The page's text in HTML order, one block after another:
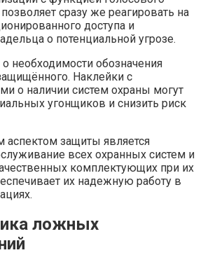
сразу же реагировать на
доступа и
о потенциальной угрозе.
необходимости обозначения
Наклейки с
о наличии систем охраны могут
угонщиков и снизить риск
защиты является
всех охранных систем и
комплектующих при их
их надежную работу в
ложных